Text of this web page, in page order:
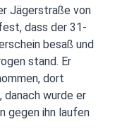
Jägerstraße von
dass der 31-
besaß und
stand. Er
dort
wurde er
gegen ihn laufen